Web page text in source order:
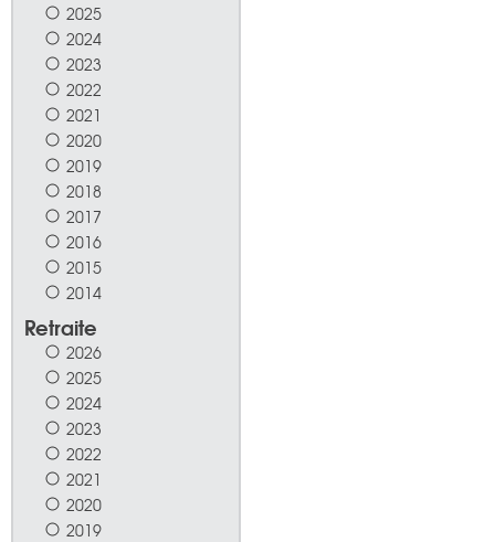
2025
2024
2023
2022
2021
2020
2019
2018
2017
2016
2015
2014
Retraite
2026
2025
2024
2023
2022
2021
2020
2019